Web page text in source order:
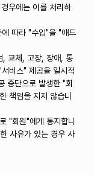
우에는 이를 처리하
따라 "수입"을 "애드
교체, 고장, 장애, 통
비스" 제공을 일시적
중단으로 발생한 "회
책임을 지지 않습니
"회원"에게 통지합니
사유가 있는 경우 사